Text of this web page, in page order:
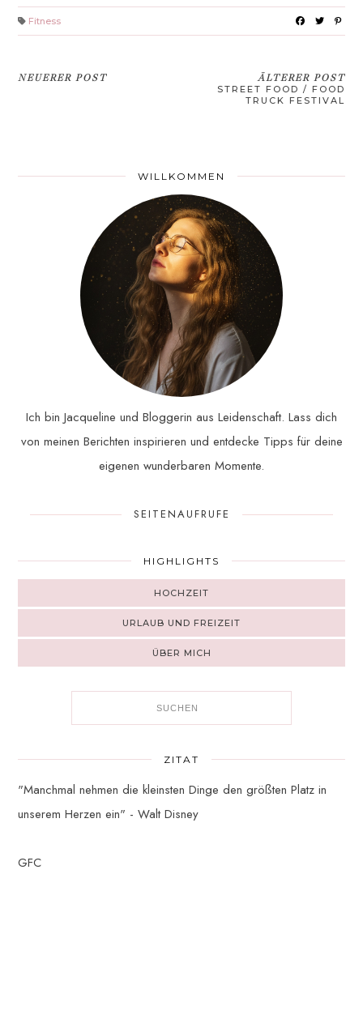
Fitness
NEUERER POST ÄLTERER POST
STREET FOOD / FOOD
TRUCK FESTIVAL
WILLKOMMEN
Ich bin Jacqueline und Bloggerin aus Leidenschaft. Lass dich
von meinen Berichten inspirieren und entdecke Tipps für deine
eigenen wunderbaren Momente.
SEITENAUFRUFE
HIGHLIGHTS
HOCHZEIT
URLAUB UND FREIZEIT
ÜBER MICH
ZITAT
"Manchmal nehmen die kleinsten Dinge den größten Platz in
unserem Herzen ein" - Walt Disney
GFC